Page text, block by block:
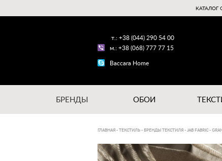
КАТАЛОГ
т.: +38 (044) 290 54 00
м.: +38 (068) 777 77 15
Baccara Home
БРЕНДЫ ОБОИ
ГЛАВНАЯ - ТЕКСТИЛЬ - БРЕНДЫ ТЕКСТИЛЯ - JAB FABRIC-